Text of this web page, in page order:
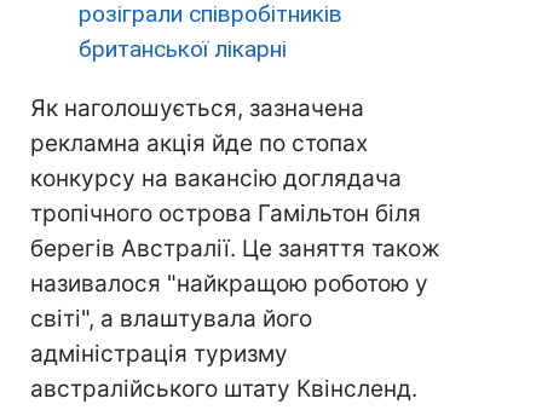
розіграли співробітників
британської лікарні
Як наголошується, зазначена
рекламна акція йде по стопах
конкурсу на вакансію доглядача
тропічного острова Гамільтон біля
берегів Австралії. Це заняття також
називалося "найкращою роботою у
світі", а влаштувала його
адміністрація туризму
австралійського штату Квінсленд.